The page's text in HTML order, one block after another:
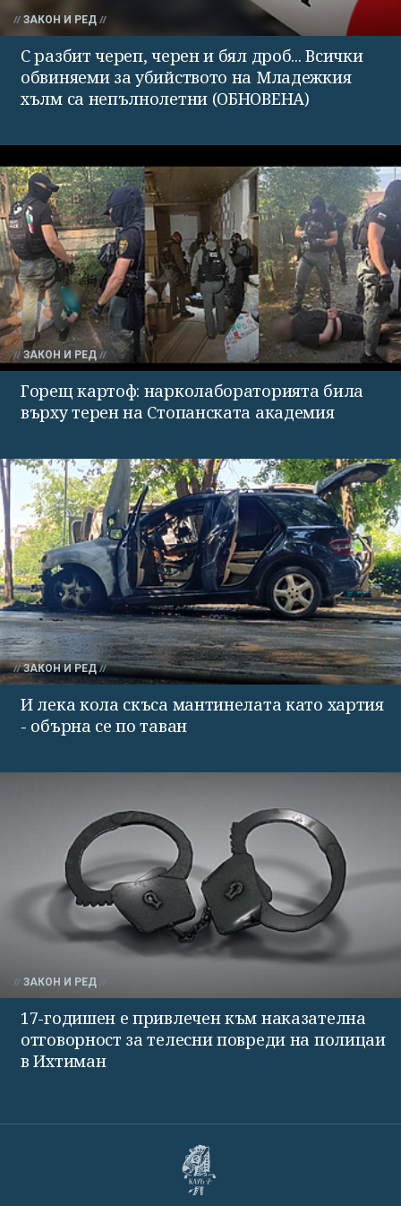
ЗАКОН И РЕД
С разбит череп, черен и бял дроб... Всички
обвиняеми за убийството на Младежкия
хълм са непълнолетни (ОБНОВЕНА)
ЗАКОН И РЕД
Горещ картоф: нарколабораторията била
върху терен на Стопанската академия
ЗАКОН И РЕД
И лека кола скъса мантинелата като хартия
- обърна се по таван
ЗАКОН И РЕД
17-годишен е привлечен към наказателна
отговорност за телесни повреди на полицаи
в Ихтиман